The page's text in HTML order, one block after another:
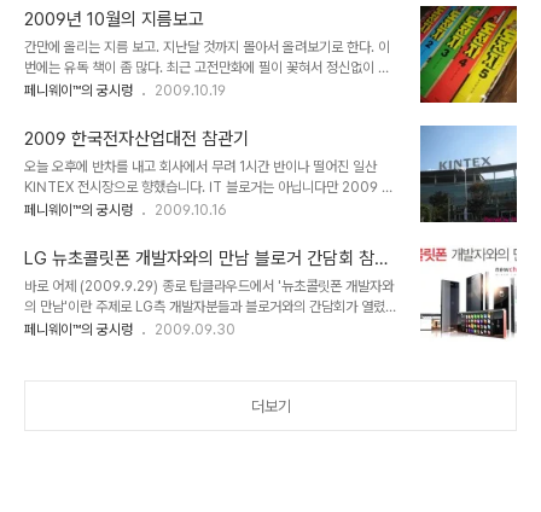
'파워블로거'라는 분들을 뽑았던 이번 행사 모습, 궁금하시죠? 777명
이나 되는 블로거가 참석했기 때문에 그 수에 해당하는 수많은 포스팅
이 올라갈 것이라고 생각하기에 저는 자세히 적지 않겠습니다. 대신 이
번 행사에서 드러난 몇가지 문제점들을 적어볼까 합니다. 1.파워블로
거의 기준? 이번 행사가 사실 이례적으로 블로거만을 위한 행사였다는
졌다는 뜻이기도 하지만 이번 파워블로거 선정..
2009년 10월의 지름보고
간만에 올리는 지름 보고. 지난달 것까지 몰아서 올려보기로 한다. 이
번에는 유독 책이 좀 많다. 최근 고전만화에 필이 꽃혀서 정신없이 수
집하고 있는데, 앞으로도 이 여세를 몰아갈 듯. 고전만화는 계속 수배
이다) 먼저 박기정 화백의 [도전자]다. 제일교포 백훈이 겪는 민족적
갈등을 권투로 풀어내는 놀라운 내러티브의 걸작만화다. 두터운 5권
짜리 복각판으로 출시되었는데, 현재 대부분의 서점에서 품절상태다.
가까스로 한군데서 미개봉 박스셋을 구해 눈물이 날 정도였다. 추후 리
뷰 예정. 다음으로 방영진의 [약동이와 영팔이]다. 역시 절판되어 구입
에서 빼놓을 수 없는 작품으로 아쉽..
페니웨이™의 궁시렁 2009.10.19
2009 한국전자산업대전 참관기
오늘 오후에 반차를 내고 회사에서 무려 1시간 반이나 떨어진 일산
KINTEX 전시장으로 향했습니다. IT 블로거는 아닙니다만 2009 한
국전자산업대전의 초청장을 받게 되었거든요. 예전 코엑스 전시장에
하는 것 같습니다. 3호선의 맨 마지막 정거장인 대화역에 내리고 5분
정도 걸으니 KINTEX가 보이더군요. 사전등록을 마치고 전시장에 들
어갔습니다. 전시장 내부는 평일임에도 꽤나 붐비는 모습이었고, 큰 규
모를 자랑하더군요. 저야 뭐 굳이 말하자면 IT업계 관계자가 아니라
그 많은 업체들을 다 돌아볼 필요는 없었지만 아무튼 정말 많은 업체들
페니웨이™의 궁시렁 2009.10.16
LG 뉴초콜릿폰 개발자와의 만남 블로거 간담회 참석
후기
바로 어제 (2009.9.29) 종로 탑클라우드에서 '뉴초콜릿폰 개발자와
의 만남'이란 주제로 LG측 개발자분들과 블로거와의 간담회가 열렸습
니다. 종로 탑클라우드는 종로타워 33층에 위치한 레스토랑으로 시내
가로길이가 기존 폰에 비해 길죽한, 다소 생소한 디자인의 휴대폰입니
페니웨이™의 궁시렁 2009.09.30
더보기